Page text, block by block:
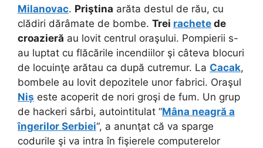
Milanovac. Priştina arăta destul de rău, cu
clădiri dărâmate de bombe. Trei rachete de
croazieră au lovit centrul oraşului. Pompierii s-
au luptat cu flăcările incendiilor şi câteva blocuri
de locuinţe arătau ca după cutremur. La Cacak,
bombele au lovit depozitele unor fabrici. Oraşul
Niș este acoperit de nori groşi de fum. Un grup
de hackeri sârbi, autointitulat “Mâna neagră a
îngerilor Serbiei“, a anunţat că va sparge
codurile şi va intra în fişierele computerelor